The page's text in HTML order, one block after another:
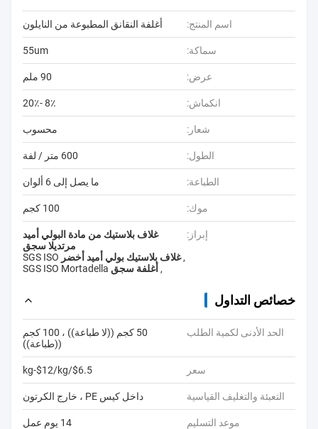
اسم المنتج: أغلفة النقانق المطبوعة من النايلون
سماكة: 55um
عرض: 90 ملم
انكماش: 8٪ -20٪
شعار: محسوب
الطول: 600 متر / لفة
الطباعة: ما يصل إلى 6 ألوان
موك: 100 كجم
إبراز:
غلاف بلاستيك من مادة البولي أميد
مرتديلا سجق
,غلاف بلاستيك بولي أميد أخضر SGS ISO
, أغلفة سجق SGS ISO Mortadella
خصائص التداول
الحد الأدنى لكمية الطلب
50 كجم ((لا طباعة)) ، 100 كجم
((طباعة))
سعر $6.5/kg-$12/kg
التعبئة والتغليف القياسية داخل كيس PE ، خارج الكرتون
موعد التسليم 14 يوم عمل